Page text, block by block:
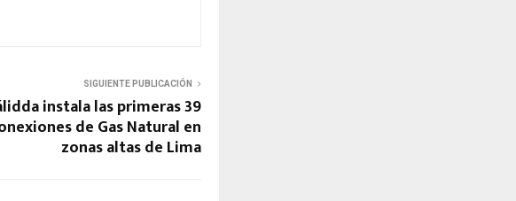
SIGUIENTE PUBLICACIÓN
instala las primeras 39
de Gas Natural en
zonas altas de Lima